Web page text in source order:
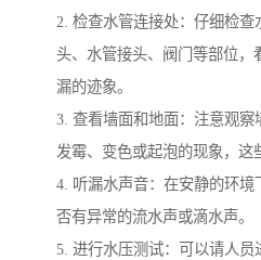
2. 检查水管连接处：仔细检
头、水管接头、阀门等部位，
漏的迹象。
3. 查看墙面和地面：注意观察
发霉、变色或起泡的现象，这
4. 听漏水声音：在安静的环
否有异常的流水声或滴水声。
5. 进行水压测试：可以请人员